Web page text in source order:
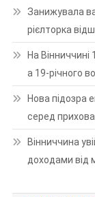
Занижувала
рієлторка
На
а 19-річного
Нова підозра
серед
Вінниччина
доходами від